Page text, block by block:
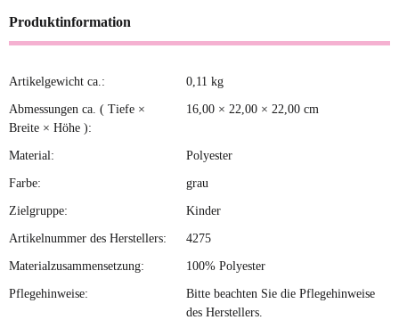
Produktinformation
Produkteigenschaft
Wert
Artikelgewicht ca.: 0,11 kg
Abmessungen ca. ( Tiefe ×
Breite × Höhe ):
16,00 × 22,00 × 22,00 cm
Material: Polyester
Farbe: grau
Zielgruppe: Kinder
Artikelnummer des Herstellers: 4275
Materialzusammensetzung: 100% Polyester
Pflegehinweise:
Bitte beachten Sie die Pflegehinweise
des Herstellers.